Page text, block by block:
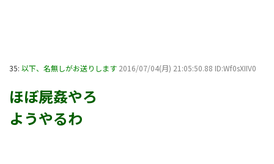
35: 以下、名無しがお送りします 2016/07/04(月) 21:05:50.88 ID:Wf0sXIIV0
ほぼ屍姦やろ
ようやるわ